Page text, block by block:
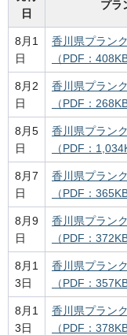
日
プラ
8月1
日
香川県プラン
（PDF：408KB
8月2
日
香川県プラン
（PDF：268KB
8月5
日
香川県プラン
（PDF：
8月7
日
香川県プラン
（PDF：365KB
8月9
日
香川県プラン
（PDF：372KB
8月1
3日
香川県プラン
（PDF：357KB
8月1
3日
香川県プラン
（PDF：378KB